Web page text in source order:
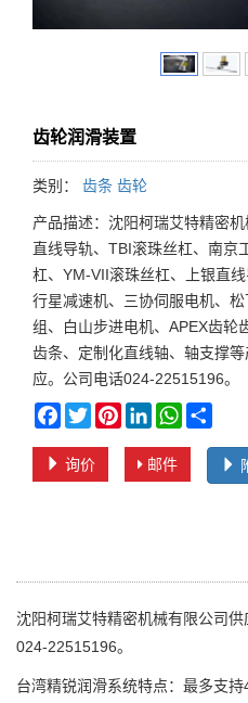
齿轮润滑装置
类别： 齿条 齿轮
产品描述：沈阳柯瑞艾特精密
直线导轨、TBI滚珠丝杠、南京
杠、YM-VII滚珠丝杠、上银直
行星减速机、三协伺服电机、
组、白山步进电机、APEX齿轮
齿条、定制化直线轴、轴支撑
应。公司电话024-22515196。
Facebook
TwitterPinterestLinkedInWhatsApp
询价 邮件
沈阳柯瑞艾特精密机械有限公司
024-22515196。
台湾精锐润滑系统特点：最多支